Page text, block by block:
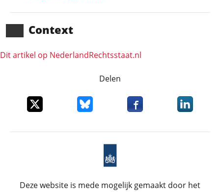
Context
Dit artikel op NederlandRechts­staat.nl
Delen
Deel dit item op XDeel dit item op Bluesky
Deel dit item opDeel dit
Deze website is mede mogelijk gemaakt door het